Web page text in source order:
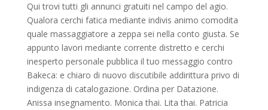
Qui trovi tutti gli annunci gratuiti nel campo del agio.
Qualora cerchi fatica mediante indivis animo comodita
quale massaggiatore a zeppa sei nella conto giusta. Se
appunto lavori mediante corrente distretto e cerchi
inesperto personale pubblica il tuo messaggio contro
Bakeca: e chiaro di nuovo discutibile addirittura privo di
indigenza di catalogazione. Ordina per Datazione.
Anissa insegnamento. Monica thai. Lita thai. Patricia